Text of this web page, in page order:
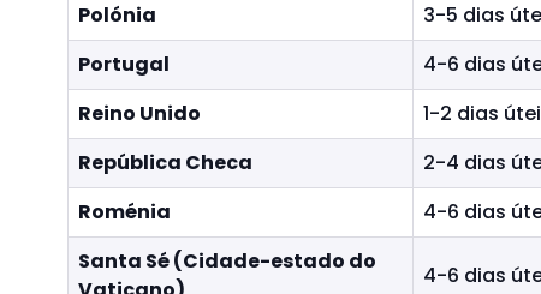
Polónia
3-5 dias
Portugal
4-6 dias
Reino Unido
1-2 dias
República Checa
2-4 dias
Roménia
4-6 dias
Santa Sé (Cidade-estado do
4-6 dias